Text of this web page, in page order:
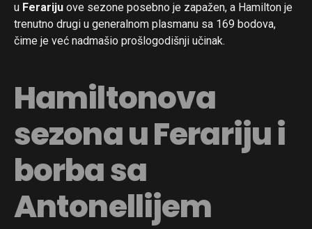
u Ferariju ove sezone posebno je zapažen, a Hamilton je
trenutno drugi u generalnom plasmanu sa 169 bodova,
čime je već nadmašio prošlogodišnji učinak.
Hamiltonova
sezona u Ferariju i
borba sa
Antonellijem